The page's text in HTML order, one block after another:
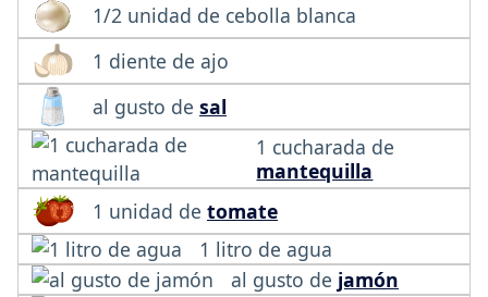
1/2 unidad de cebolla blanca
1 diente de ajo
al gusto de sal
1 cucharada de
mantequilla
1 unidad de tomate
1 litro de agua
al gusto de jamón